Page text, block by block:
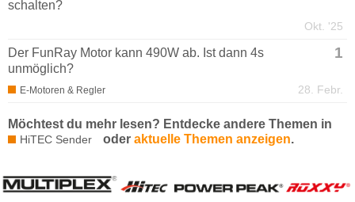
schalten?
Okt. '25
Der FunRay Motor kann 490W ab. Ist dann 4s
unmöglich?
1
28. Febr.
E-Motoren & Regler
Möchtest du mehr lesen? Entdecke andere Themen in
HiTEC Sender oder aktuelle Themen anzeigen